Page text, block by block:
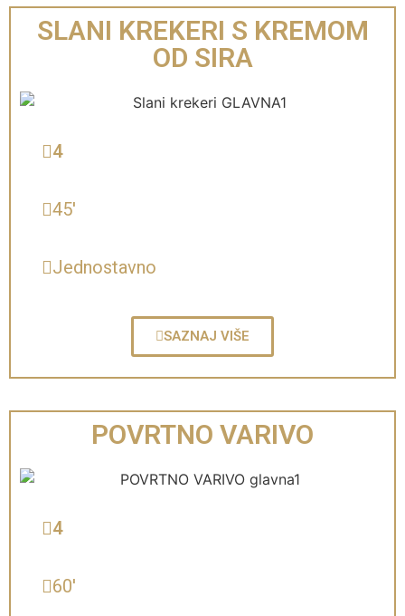
SLANI KREKERI S KREMOM
OD SIRA
4
45'
Jednostavno
SAZNAJ VIŠE
POVRTNO VARIVO
4
60'